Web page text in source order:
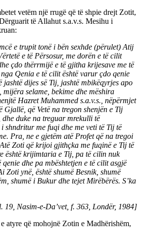
vetëm një rrugë që të shpie drejt Zotit,
të Allahut s.a.v.s. Mesihu i
e trupit tonë i bën sexhde (përulet) Atij
e të Përsosur, me dorën e të cilit
çdo thërrmijë e të gjitha krijesave me të
Qenia e të cilit është varur çdo qenie
jashtë dijes së Tij, jashtë mbikëqyrjes apo
selame, bekime dhe mëshira
Hazret Muhammed s.a.v.s., nëpërmjet
Gjallë, që Vetë na tregon shenjën e Tij
duke na treguar mrekulli të
shndritur me fuqi dhe me veti të Tij të
Pra, ne e gjetëm atë Profet që na tregoi
Zoti që krijoi gjithçka me fuqinë e Tij të
është krijimtaria e Tij, pa të cilin nuk
dhe pa mbështetjen e të cilit asgjë
Zoti ynë, është shumë Besnik, shumë
shumë i Bukur dhe tejet Mirëbërës. S’ka
19, Nasim-e-Da’vet, f. 363, Londër, 1984]
atyre që mohojnë Zotin e Madhërishëm,